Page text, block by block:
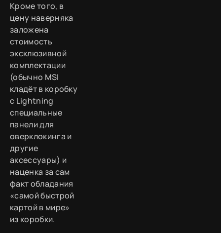
Кроме того, в
цену наверняка
заложена
стоимость
эксклюзивной
комплектации
(обычно MSI
кладёт в коробку
с Lightning
специальные
панели для
оверклокинга и
другие
аксессуары) и
наценка за сам
факт обладания
«самой быстрой
картой в мире»
из коробки.